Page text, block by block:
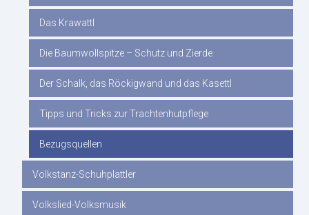
Das Krawattl
Die Baumwollspitze – Schutz und Zierde
Der Schalk, das Röckigwand und das Kasettl
Tipps und Tricks zur Trachtenhutpflege
Bezugsquellen
Volkstanz-Schuhplattler
Volkslied-Volksmusik